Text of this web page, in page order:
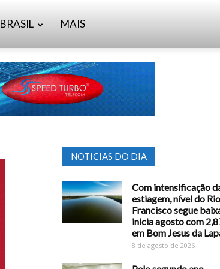
BRASIL MAIS
NOTICIAS DO DIA
Com intensificação
estiagem, nível do
Francisco segue
inicia agosto com
em Bom Jesus da
8 de agosto de 2026